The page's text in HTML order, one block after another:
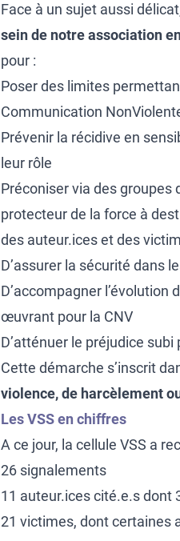
Face à un sujet aussi
sein de notre association
pour :
Poser des limites
Communication
Prévenir la récidive en
leur rôle
Préconiser via des groupes
protecteur de la force à
des auteur.ices et des
D’assurer la sécurité dans
D’accompagner
œuvrant pour la CNV
D’atténuer le préjudice
Cette démarche s’inscrit
violence, de harcèlement
Les VSS en chiffres
A ce jour, la cellule VSS a
26 signalements
11 auteur.ices cité.e.s dont
21 victimes, dont certaines